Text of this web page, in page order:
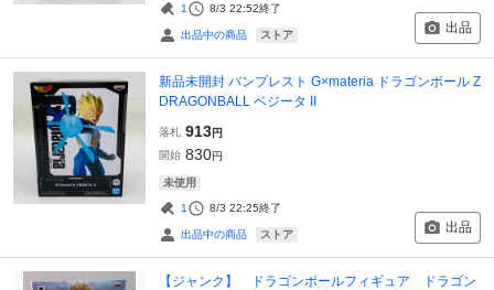
1 8/3 22:52終了
出品中の商品 ストア 出品
新品未開封 バンプレスト G×materia ドラゴンボール Z
DRAGONBALL ベジータ II
落札 913円
開始 830円
未使用
1 8/3 22:25終了
出品中の商品 ストア 出品
【ジャンク】 ドラゴンボールフィギュア ドラゴン